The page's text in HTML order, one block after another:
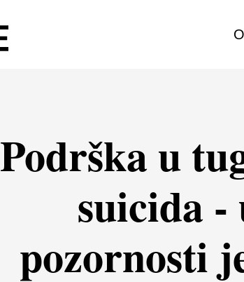
Podrška u
suicida -
pozornosti